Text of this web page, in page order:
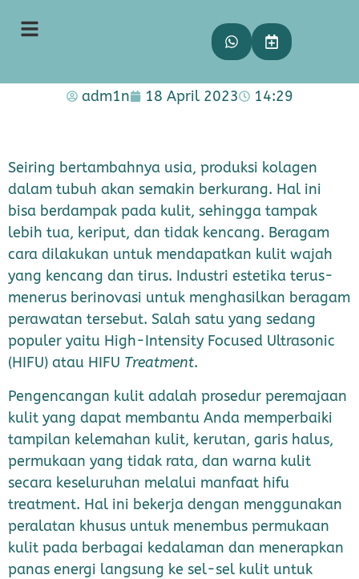
Meremajaan kulit melalui
manfaat hifu treatment di
adm1n 18 April 2023 14:29
Seiring bertambahnya usia, produksi kolagen
dalam tubuh akan semakin berkurang. Hal ini
bisa berdampak pada kulit, sehingga tampak
lebih tua, keriput, dan tidak kencang. Beragam
cara dilakukan untuk mendapatkan kulit wajah
yang kencang dan tirus. Industri estetika terus-
menerus berinovasi untuk menghasilkan beragam
perawatan tersebut. Salah satu yang sedang
populer yaitu High-Intensity Focused Ultrasonic
(HIFU) atau HIFU Treatment.
Pengencangan kulit adalah prosedur peremajaan
kulit yang dapat membantu Anda memperbaiki
tampilan kelemahan kulit, kerutan, garis halus,
permukaan yang tidak rata, dan warna kulit
secara keseluruhan melalui manfaat hifu
treatment. Hal ini bekerja dengan menggunakan
peralatan khusus untuk menembus permukaan
kulit pada berbagai kedalaman dan menerapkan
panas energi langsung ke sel-sel kulit untuk